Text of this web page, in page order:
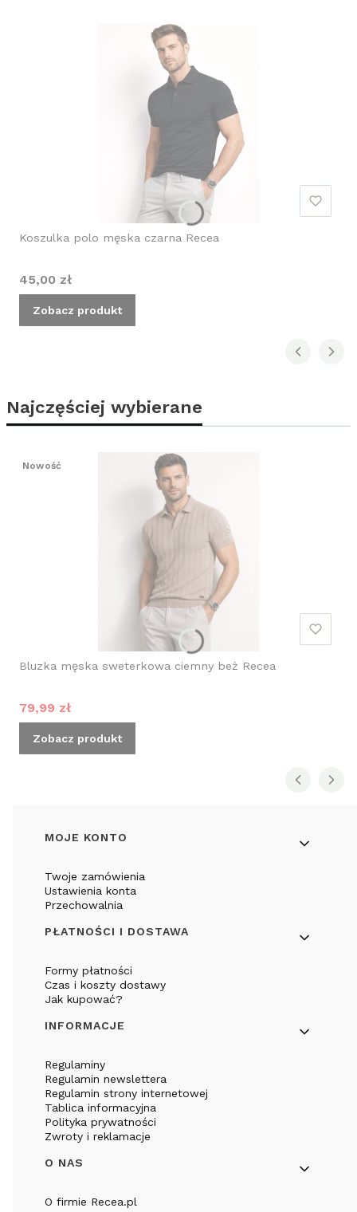
Koszulka polo męska czarna Recea
Cena
45,00 zł
Zobacz produkt
Najczęściej wybierane
Nowość
Bluzka męska sweterkowa ciemny beż Recea
Cena promocyjna
79,99 zł
Zobacz produkt
Linki w stopce
MOJE KONTO
Twoje zamówienia
Ustawienia konta
Przechowalnia
PŁATNOŚCI I DOSTAWA
Formy płatności
Czas i koszty dostawy
Jak kupować?
INFORMACJE
Regulaminy
Regulamin newslettera
Regulamin strony internetowej
Tablica informacyjna
Polityka prywatności
Zwroty i reklamacje
O NAS
O firmie Recea.pl